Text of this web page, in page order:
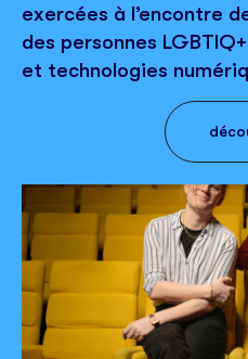
exercées à l’encontre
des personnes
et technologies